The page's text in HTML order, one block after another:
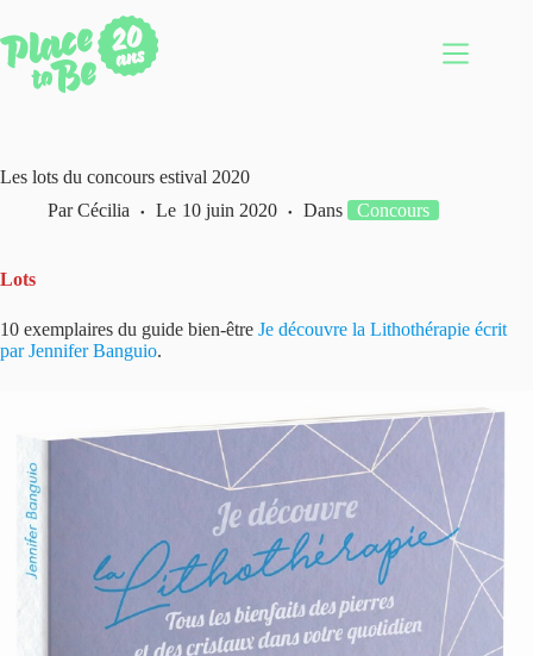
au
contenu
Les lots du concours estival 2020
Par Cécilia Le 10 juin 2020 Dans Concours
Lots
10 exemplaires du guide bien-être Je découvre la Lithothérapie écrit
par Jennifer Banguio.